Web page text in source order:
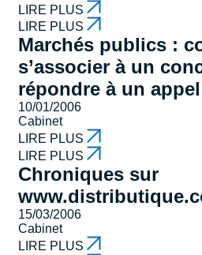
LIRE PLUS
LIRE PLUS
Marchés publics :
s’associer à un
répondre à un
10/01/2006
Cabinet
LIRE PLUS
LIRE PLUS
Chroniques sur
15/03/2006
Cabinet
LIRE PLUS